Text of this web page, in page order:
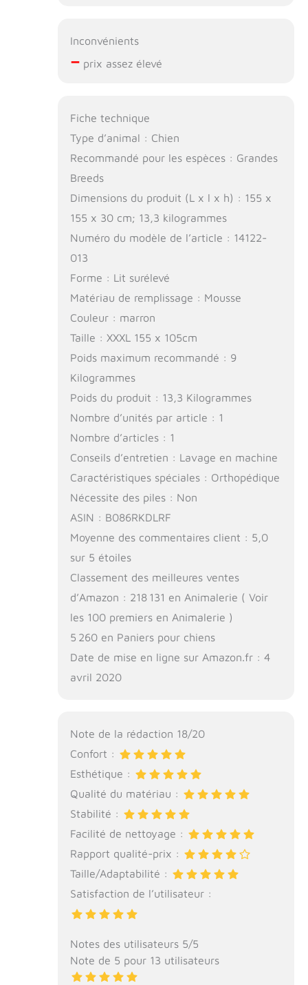
Inconvénients
–prix assez élevé
Fiche technique
Type d’animal : Chien
Recommandé pour les espèces : Grandes
Breeds
Dimensions du produit (L x l x h) : 155 x
155 x 30 cm; 13,3 kilogrammes
Numéro du modèle de l’article : 14122-
013
Forme : Lit surélevé
Matériau de remplissage : Mousse
Couleur : marron
Taille : XXXL 155 x 105cm
Poids maximum recommandé : 9
Kilogrammes
Poids du produit : 13,3 Kilogrammes
Nombre d’unités par article : 1
Nombre d’articles : 1
Conseils d’entretien : Lavage en machine
Caractéristiques spéciales : Orthopédique
Nécessite des piles : Non
ASIN : B086RKDLRF
Moyenne des commentaires client : 5,0
sur 5 étoiles
Classement des meilleures ventes
d’Amazon : 218 131 en Animalerie ( Voir
les 100 premiers en Animalerie )
5 260 en Paniers pour chiens
Date de mise en ligne sur Amazon.fr : 4
avril 2020
Note de la rédaction 18/20
Confort :
Esthétique :
Qualité du matériau :
Stabilité :
Facilité de nettoyage :
Rapport qualité-prix :
Taille/Adaptabilité :
Satisfaction de l’utilisateur :
Notes des utilisateurs 5/5
Note de 5 pour 13 utilisateurs